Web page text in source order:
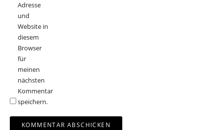
Adresse
und
Website in
diesem
Browser
für
meinen
nächsten
Kommentar
speichern.